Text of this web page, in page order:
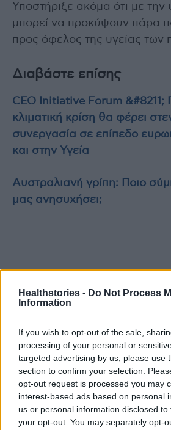
Healthstories - Do Not Process
Information
If you wish to opt-out of the sale,
processing of your personal or
targeted advertising by us, please use
section to confirm your selection.
opt-out request is processed you may
interest-based ads based on personal
us or personal information disclosed
your opt-out. You may separately opt-
Υποστήριξε ακόμα ότι με την
μπορεί να προκύψουν πάρα
προς όφελος της υγείας των
Διαβάστε επίσης
CEO Initiative Forum &#8211;
κλιματική κρίση θα φέρει
συνεργασία σε επίπεδο
και στην Υγεία
Αυστραλιανή γρίπη: Ποιο
μας ανησυχήσει;
TAGS CEO Initiative Forum Μάριος
HS Team